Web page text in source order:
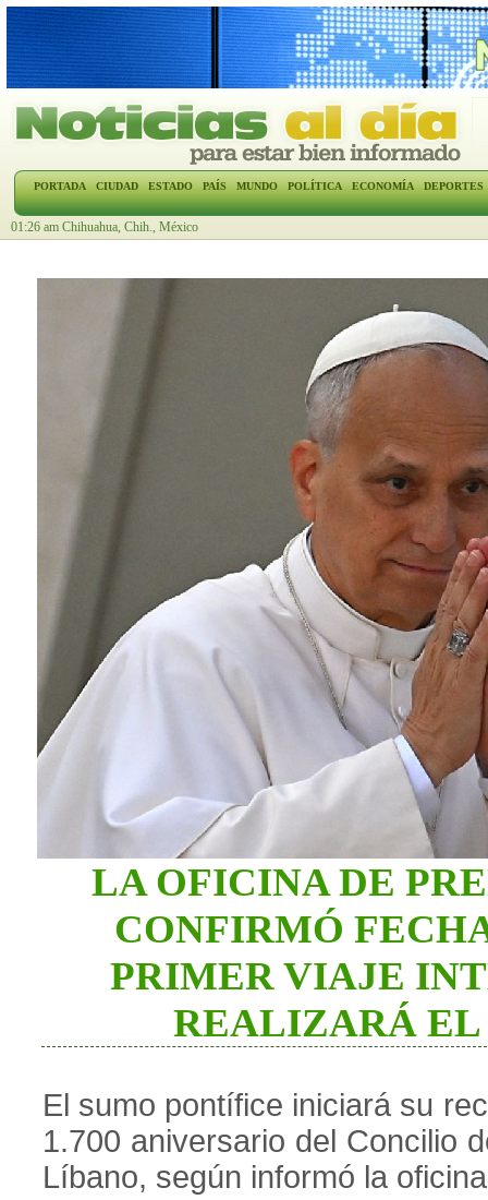
PORTADA CIUDAD ESTADO PAÍS MUNDO POLÍTICA ECONOMÍA DEPORTES
01:26 am Chihuahua, Chih., México
LA OFICINA DE
CONFIRMÓ
PRIMER VIAJE
REALIZARÁ EL
El sumo pontífice iniciará su
1.700 aniversario del Concilio
Líbano, según informó la